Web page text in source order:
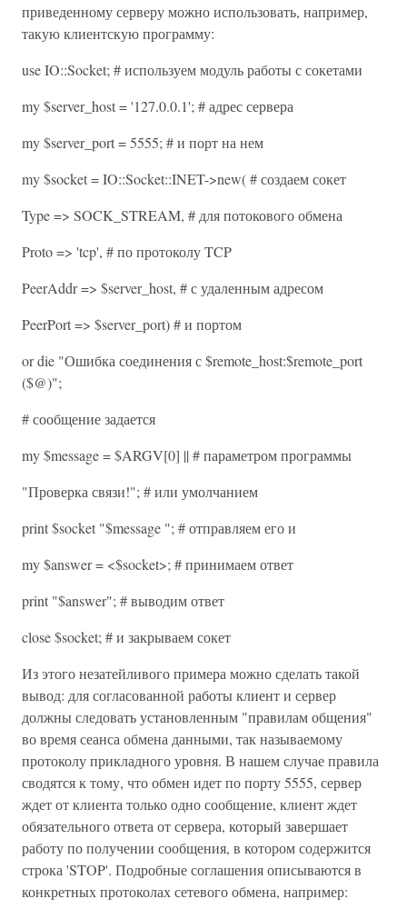
приведенному серверу можно использовать, например,
такую клиентскую программу:
use IO::Socket; # используем модуль работы с сокетами
my $server_host = '127.0.0.1'; # адрес сервера
my $server_port = 5555; # и порт на нем
my $socket = IO::Socket::INET->new( # создаем сокет
Type => SOCK_STREAM, # для потокового обмена
Proto => 'tcp', # по протоколу TCP
PeerAddr => $server_host, # с удаленным адресом
PeerPort => $server_port) # и портом
or die "Ошибка соединения с $remote_host:$remote_port
($@)";
# сообщение задается
my $message = $ARGV[0] || # параметром программы
"Проверка связи!"; # или умолчанием
print $socket "$message "; # отправляем его и
my $answer = <$socket>; # принимаем ответ
print "$answer"; # выводим ответ
close $socket; # и закрываем сокет
Из этого незатейливого примера можно сделать такой
вывод: для согласованной работы клиент и сервер
должны следовать установленным "правилам общения"
во время сеанса обмена данными, так называемому
протоколу прикладного уровня. В нашем случае правила
сводятся к тому, что обмен идет по порту 5555, сервер
ждет от клиента только одно сообщение, клиент ждет
обязательного ответа от сервера, который завершает
работу по получении сообщения, в котором содержится
строка 'STOP'. Подробные соглашения описываются в
конкретных протоколах сетевого обмена, например: